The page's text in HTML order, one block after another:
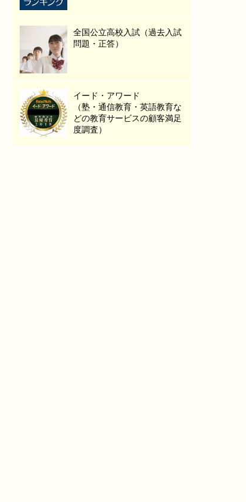
全国公立高校入試（過去入試
問題・正答）
イード・アワード
（塾・通信教育・英語教育な
どの教育サービスの顧客満足
度調査）